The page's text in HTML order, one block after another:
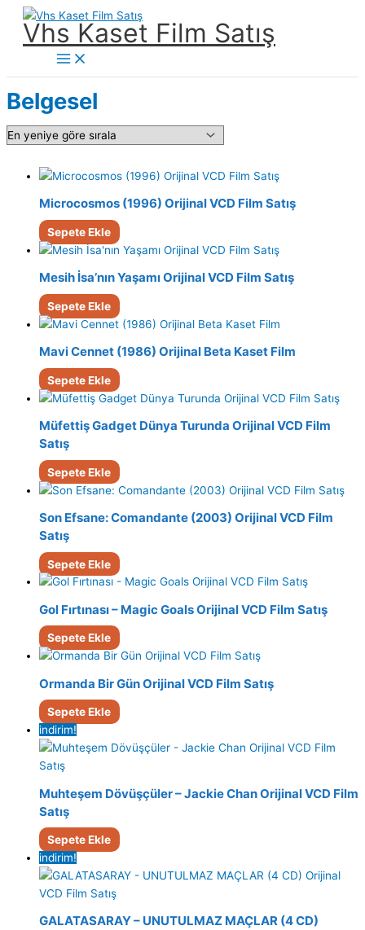
İçeriğe
Vhs Kaset Film Satış
Main
Menu
Belgesel
Microcosmos (1996) Orijinal VCD Film Satış
Sepete Ekle
Mesih İsa’nın Yaşamı Orijinal VCD Film Satış
Sepete Ekle
Mavi Cennet (1986) Orijinal Beta Kaset Film
Sepete Ekle
Müfettiş Gadget Dünya Turunda Orijinal VCD Film
Satış
Sepete Ekle
Son Efsane: Comandante (2003) Orijinal VCD Film
Satış
Sepete Ekle
Gol Fırtınası – Magic Goals Orijinal VCD Film Satış
Sepete Ekle
Ormanda Bir Gün Orijinal VCD Film Satış
Sepete Ekle
indirim!
Muhteşem Dövüşçüler – Jackie Chan Orijinal VCD Film
Satış
Sepete Ekle
indirim!
GALATASARAY – UNUTULMAZ MAÇLAR (4 CD)